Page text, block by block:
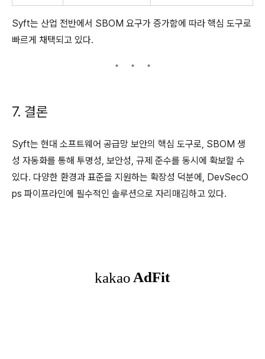
Syft는 산업 전반에서 SBOM 요구가 증가함에 따라 핵심 도구로
빠르게 채택되고 있다.
7. 결론
Syft는 현대 소프트웨어 공급망 보안의 핵심 도구로, SBOM 생
성 자동화를 통해 투명성, 보안성, 규제 준수를 동시에 확보할 수
있다. 다양한 환경과 표준을 지원하는 확장성 덕분에, DevSecO
ps 파이프라인에 필수적인 솔루션으로 자리매김하고 있다.